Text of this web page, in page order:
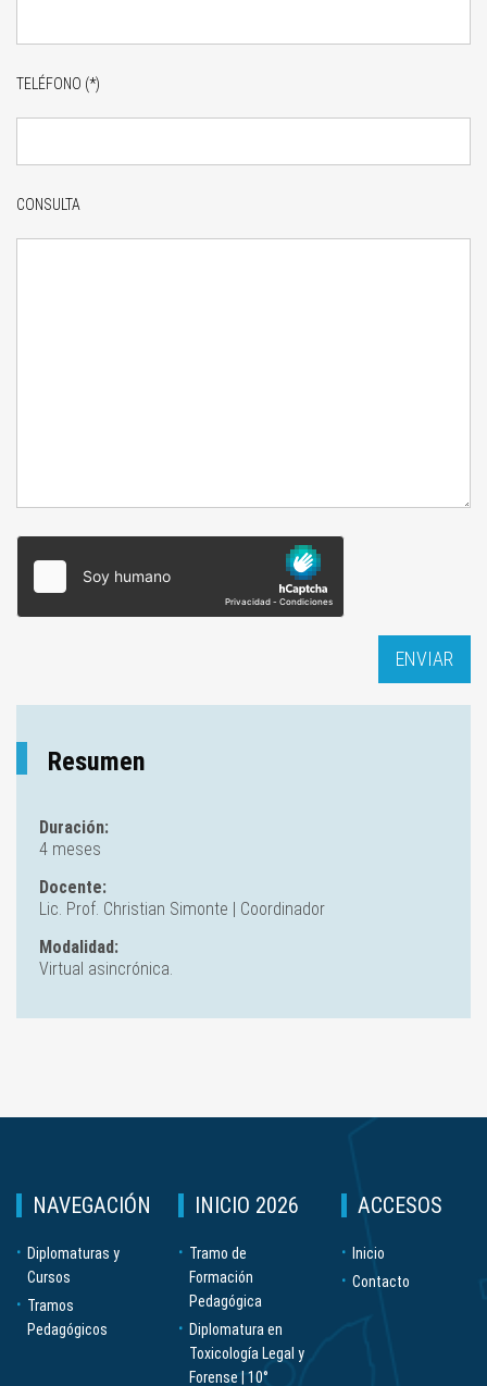
TELÉFONO (*)
CONSULTA
Resumen
Duración:
4 meses
Docente:
Lic. Prof. Christian Simonte | Coordinador
Modalidad:
Virtual asincrónica.
NAVEGACIÓN
Diplomaturas y
Cursos
Tramos
Pedagógicos
INICIO 2026
Tramo de
Formación
Pedagógica
Diplomatura en
Toxicología Legal y
Forense | 10°
ACCESOS
Inicio
Contacto